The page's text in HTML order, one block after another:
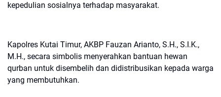
kepedulian sosialnya terhadap masyarakat.
Kapolres Kutai Timur, AKBP Fauzan Arianto, S.H., S.I.K.,
M.H., secara simbolis menyerahkan bantuan hewan
qurban untuk disembelih dan didistribusikan kepada warga
yang membutuhkan.